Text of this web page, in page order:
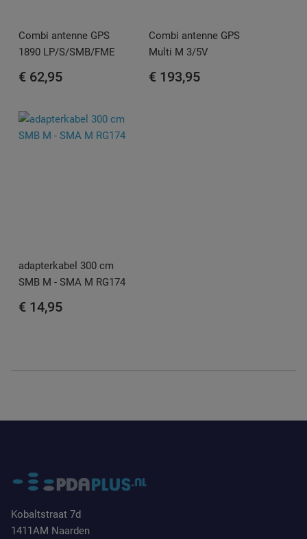
Combi antenne GPS
1890 LP/S/SMB/FME
€ 62,95
Combi antenne GPS
Multi M 3/5V
€ 193,95
adapterkabel 300 cm
SMB M - SMA M RG174
€ 14,95
Kobaltstraat 7d
1411AM Naarden